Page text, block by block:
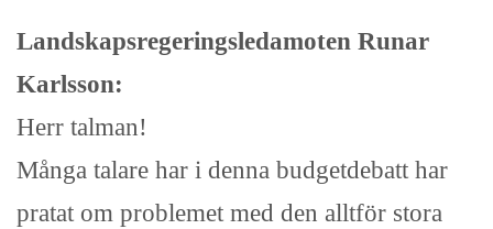
Landskapsregeringsledamoten Runar
Karlsson:
Herr talman!
Många talare har i denna budgetdebatt har
pratat om problemet med den alltför stora